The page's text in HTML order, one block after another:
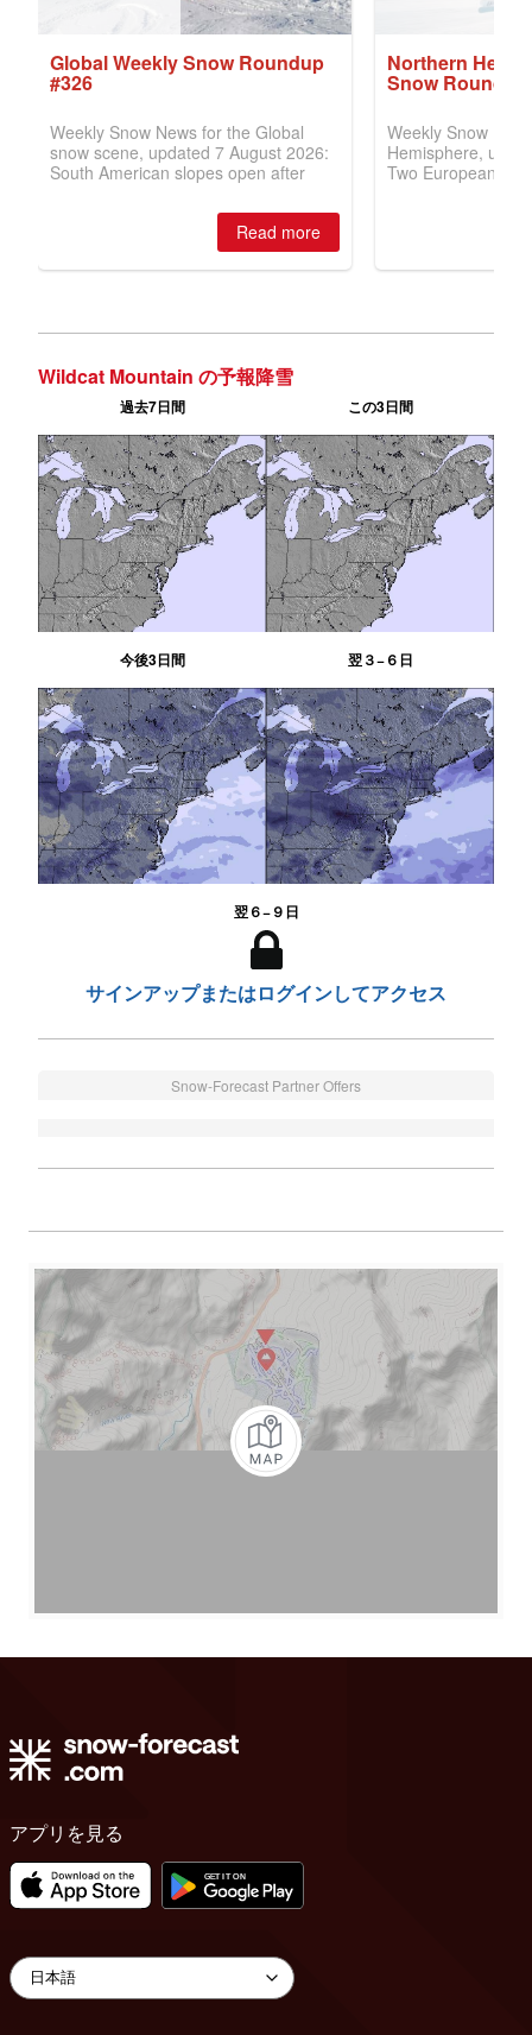
Wildcat Mountain の予報降雪
過去7日間 この3日間
今後3日間 翌３−６日
翌６−９日
サインアップまたはログインしてアクセス
Snow-Forecast Partner Offers
アプリを見る